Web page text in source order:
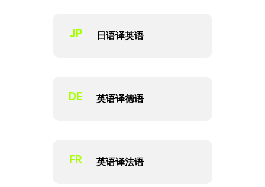
JP 日语译英语
DE 英语译德语
FR 英语译法语